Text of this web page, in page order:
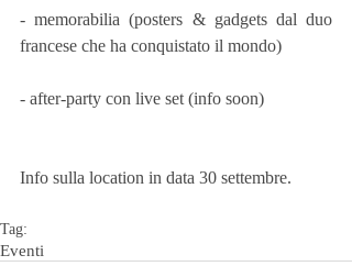
- memorabilia (posters & gadgets dal duo
francese che ha conquistato il mondo)
- after-party con live set (info soon)
Info sulla location in data 30 settembre.
Tag:
Eventi